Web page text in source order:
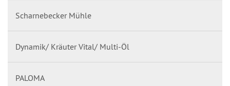
Scharnebecker Mühle
Dynamik/ Kräuter Vital/ Multi-Öl
PALOMA